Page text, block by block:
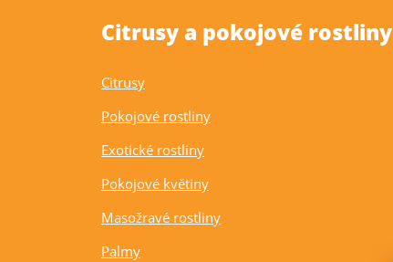
Citrusy a pokojové rostliny
Citrusy
Pokojové rostliny
Exotické rostliny
Pokojové květiny
Masožravé rostliny
Palmy